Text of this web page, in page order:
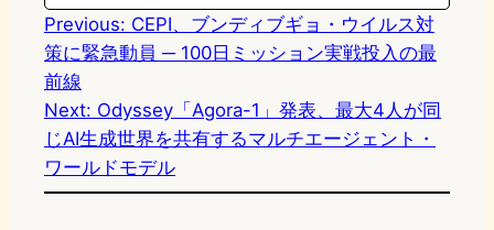
Previous: CEPI、ブンディブギョ・ウイルス対
策に緊急動員 ─ 100日ミッション実戦投入の最
前線
Next: Odyssey「Agora-1」発表、最大4人が同
じAI生成世界を共有するマルチエージェント・
ワールドモデル